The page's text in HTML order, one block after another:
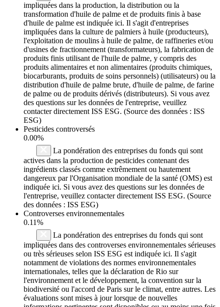
impliquées dans la production, la distribution ou la
transformation d'huile de palme et de produits finis à base
d'huile de palme est indiquée ici. Il s'agit d'entreprises
impliquées dans la culture de palmiers à huile (producteurs),
l'exploitation de moulins à huile de palme, de raffineries et/ou
d'usines de fractionnement (transformateurs), la fabrication de
produits finis utilisant de l'huile de palme, y compris des
produits alimentaires et non alimentaires (produits chimiques,
biocarburants, produits de soins personnels) (utilisateurs) ou la
distribution d'huile de palme brute, d'huile de palme, de farine
de palme ou de produits dérivés (distributeurs). Si vous avez
des questions sur les données de l'entreprise, veuillez
contacter directement ISS ESG. (Source des données : ISS
ESG)
Pesticides controversés
0.00%
La pondération des entreprises du fonds qui sont
actives dans la production de pesticides contenant des
ingrédients classés comme extrêmement ou hautement
dangereux par l'Organisation mondiale de la santé (OMS) est
indiquée ici. Si vous avez des questions sur les données de
l'entreprise, veuillez contacter directement ISS ESG. (Source
des données : ISS ESG)
Controverses environnementales
0.11%
La pondération des entreprises du fonds qui sont
impliquées dans des controverses environnementales sérieuses
ou très sérieuses selon ISS ESG est indiquée ici. Il s'agit
notamment de violations des normes environnementales
internationales, telles que la déclaration de Rio sur
l'environnement et le développement, la convention sur la
biodiversité ou l'accord de Paris sur le climat, entre autres. Les
évaluations sont mises à jour lorsque de nouvelles